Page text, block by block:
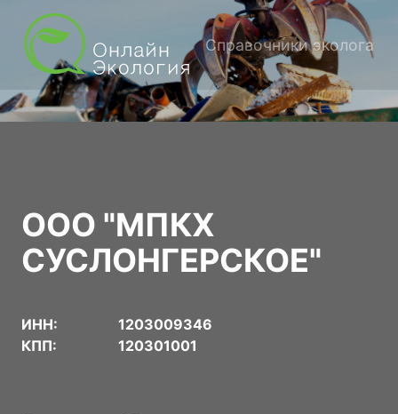
Справочники эколога
ООО "МПКХ
СУСЛОНГЕРСКОЕ"
ИНН:
1203009346
КПП:
120301001